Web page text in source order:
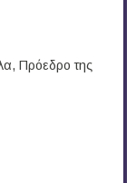
Πρόεδρο της